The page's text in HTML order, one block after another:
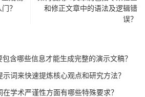
？
和修正文章中的语法及逻辑错
误？
含哪些信息才能生成完整的演示文稿？
词来快速提炼核心观点和研究方法？
学术严谨性方面有哪些特殊要求？